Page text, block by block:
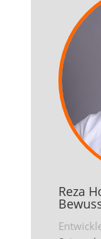
Reza